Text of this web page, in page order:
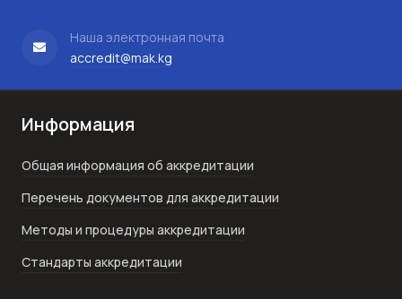
Наша электронная почта
accredit@mak.kg
Информация
Общая информация об аккредитации
Перечень документов для аккредитации
Методы и процедуры аккредитации
Стандарты аккредитации